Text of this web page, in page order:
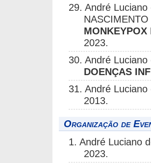
29. André
2023.
30. André
DOENÇAS
31. André
2013.
Organização de
1. André Luciano
2023.